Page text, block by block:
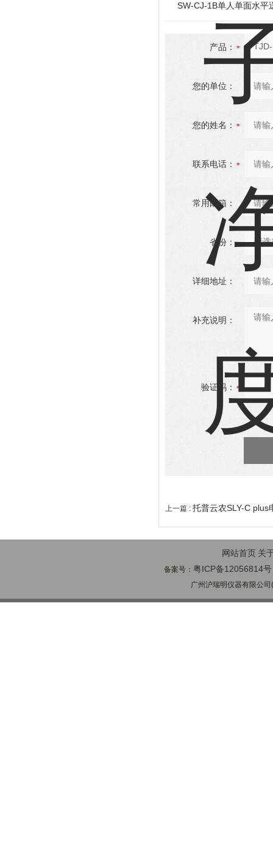
SW-CJ-1B单人单面水平
产品：
您的单位：
您的姓名：
联系电话：
常用邮箱：
省份：
详细地址：
补充说明：
验证码：
上一篇 : 托普云农SLY-C plus
网站首页 关
备案号： 粤ICP备12056814号
广州沪瑞明仪器有限公